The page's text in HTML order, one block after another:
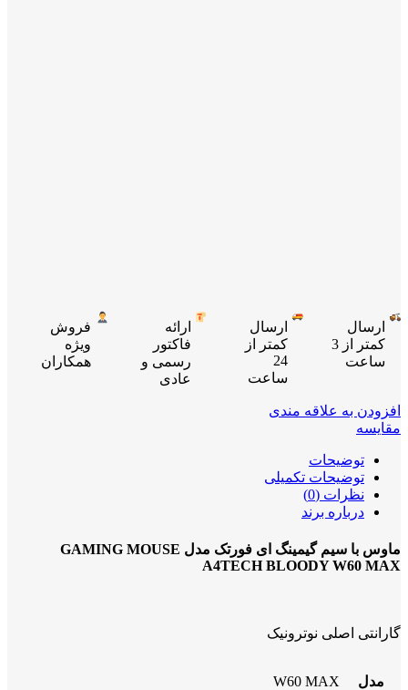
ارسال
کمتر از 3
ساعت
ارسال
کمتر از
24
ساعت
ارائه
فاکتور
رسمی و
عادی
فروش
ویژه
همکاران
افزودن به علاقه مندی
مقایسه
توضیحات
توضیحات تکمیلی
نظرات (0)
درباره برند
ماوس با سیم گیمینگ ای فورتک مدل GAMING MOUSE
A4TECH BLOODY W60 MAX
گارانتی اصلی نوترونیک
مدل W60 MAX